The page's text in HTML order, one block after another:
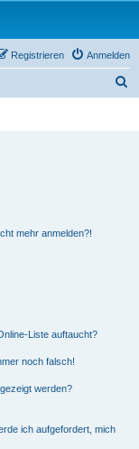
Anmelden
Registrieren
mehr anmelden?!
Liste auftaucht?
noch falsch!
werden?
ich aufgefordert, mich